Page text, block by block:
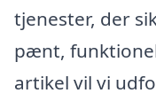
tjenester, der
pænt,
artikel vil vi